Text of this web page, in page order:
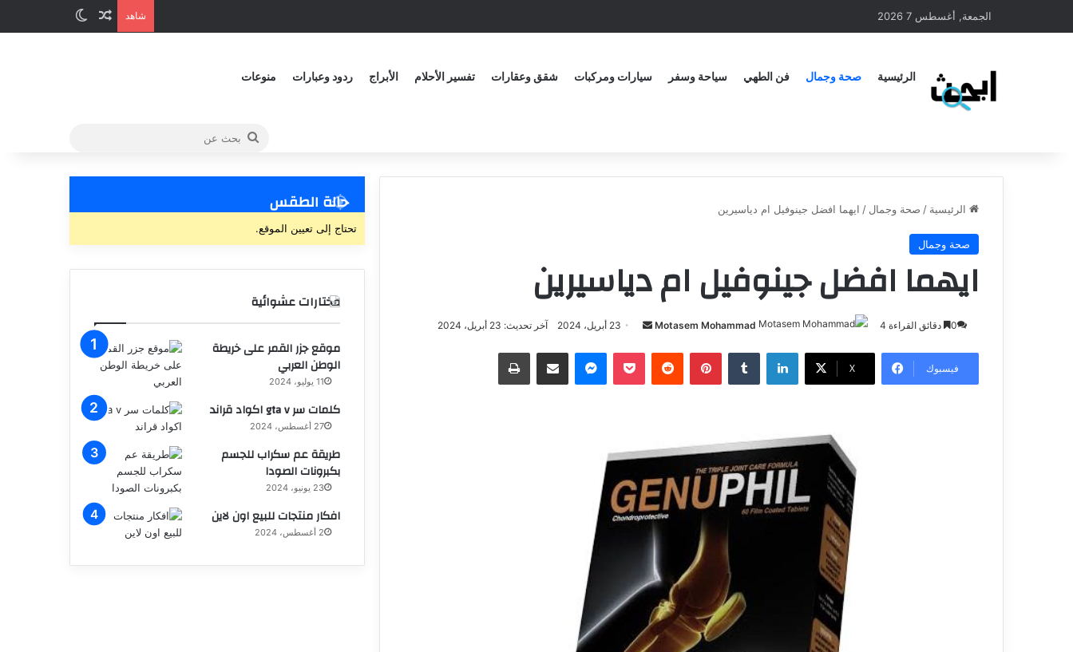
الجمعة, أغسطس 7 2026 شاهد مقالة عشوائية
الرئيسية صحة وجمال فن الطهي سياحة وسفر سيارات ومركبات شقق وعقارات تفسير الأحلام الأبراج ردود وعبارات منوعات
بحث
الرئيسية / صحة وجمال / ايهما افضل جينوفيل ام دياسيرين
صحة وجمال
ايهما افضل جينوفيل ام دياسيرين
Motasem Mohammad
س
ل
د
ا
إ
ل
و
ي
23 أبريل، 2024 آخر تحديث: 23 أبريل، 2024 0 دقائق القراءة 4
فيسبوك X
لينكدإن ‏Tumblr بينتيريست ‏Reddit بوكيت ماسنجر مشاركة عبر البريد الاكتروني طباعة
حالة الطقس
تحتاج إلى تعيين الموقع.
مختارات عشوائية
موقع جزر القمر على خريطة
الوطن العربي
11 يوليو، 2024
كلمات سر gta v اكواد قراند
27 أغسطس، 2024
طريقة عم سكراب للجسم
بكبرونات الصودا
23 يونيو، 2024
افكار منتجات للبيع اون لاين
2 أغسطس، 2024